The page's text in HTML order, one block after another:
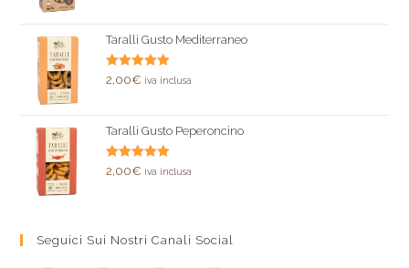
Taralli Gusto Mediterraneo
Valutato
2,00€ iva inclusa
Taralli Gusto Peperoncino
Valutato
2,00€ iva inclusa
Seguici Sui Nostri Canali Social